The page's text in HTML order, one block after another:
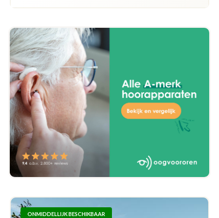
ONMIDDELLIJK BESCHIKBAAR